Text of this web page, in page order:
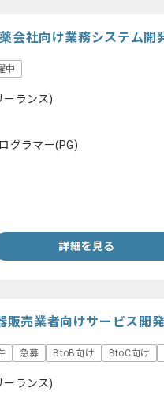
会社向け業務システム
中
ーランス)
グラマー(PG)
詳細を見る
販売業者向けサービス開
急募 BtoB向け BtoC向け
ーランス)